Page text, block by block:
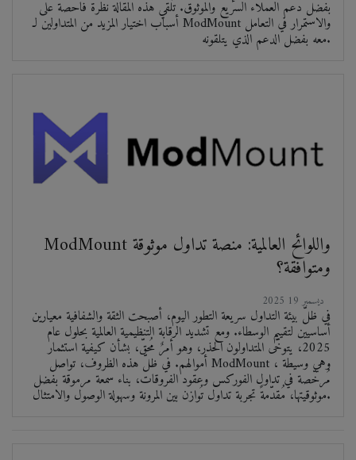
بفضل دعم العملاء السريع والموثوق. تُلقي هذه المقالة نظرة فاحصة على
أسباب اختيار المزيد من المتداولين لـ ModMount والاستمرار في التعامل
معه بفضل الدعم الذي يتلقونه.
ModMount واللوائح العالمية: منصة تداول موثوقة
ومتوافقة؟
في ظلّ بيئة التداول سريعة التطور اليوم، أصبحت الثقة والشفافية معيارين
أساسيين لتقييم الوسطاء. ومع تشديد الرقابة التنظيمية العالمية بحلول عام
2025، يتوخّى المتداولون الحذر، وهو أمرٌ مُحقّ، بشأن كيفية استثمار
أموالهم. في ظلّ هذه الظروف، تواصل ModMount ، وهي وسيطة
مُرخّصة في تداول الفوركس وعقود الفروقات، بناء سمعة مرموقة بفضل
موثوقيتها، مُقدّمةً تجربة تداول تُوازن بين المرونة وسهولة الوصول والامتثال.